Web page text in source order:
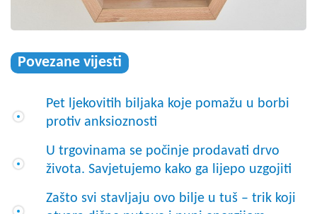
Povezane vijesti
Pet ljekovitih biljaka koje pomažu u borbi
protiv anksioznosti
U trgovinama se počinje prodavati drvo
života. Savjetujemo kako ga lijepo uzgojiti
Zašto svi stavljaju ovo bilje u tuš – trik koji